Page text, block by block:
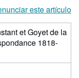
este artículo
et Goyet de la
1818-